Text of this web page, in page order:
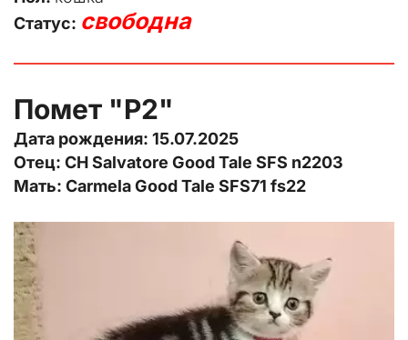
Статус: свободна
Помет "P2"
Дата рождения: 15.07.2025
Отец: CH Salvatore Good Tale SFS n2203
Мать: Carmela Good Tale SFS71 fs22